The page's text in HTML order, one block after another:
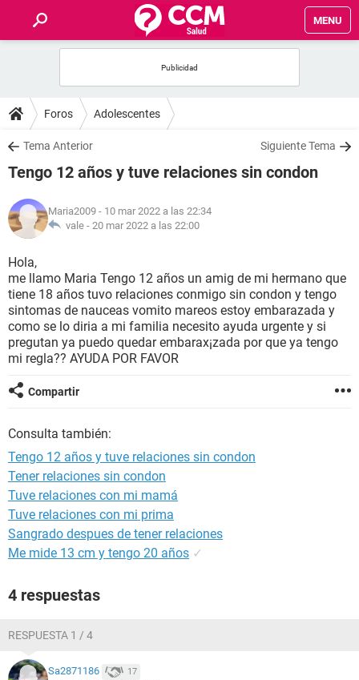
MENU
FOROS
SALUD
FAMILIA
NUTRICIÓN
BIENESTAR
SEXUALIDAD
GLOSARIO
Foros Adolescentes
Tema Anterior Siguiente Tema
Tengo 12 años y tuve relaciones sin condon
Maria2009 - 10 mar 2022 a las 22:34
vale - 20 mar 2022 a las 22:00
Hola,
me llamo Maria Tengo 12 años un amig de mi hermano que
tiene 18 años tuvo relaciones conmigo sin condon y tengo
sintomas de nauceas vomito mareos estoy embarazada y
como se lo diria a mi familia necesito ayuda urgente y si
pregutan ya puedo quedar embarax¡zada por que ya tengo
mi regla?? AYUDA POR FAVOR
Compartir
Consulta también:
Tengo 12 años y tuve relaciones sin condon
Tener relaciones sin condon
Tuve relaciones con mi mamá
Tuve relaciones con mi prima
Sangrado despues de tener relaciones
Me mide 13 cm y tengo 20 años ✓
4 respuestas
RESPUESTA 1 / 4
Sa2871186 17